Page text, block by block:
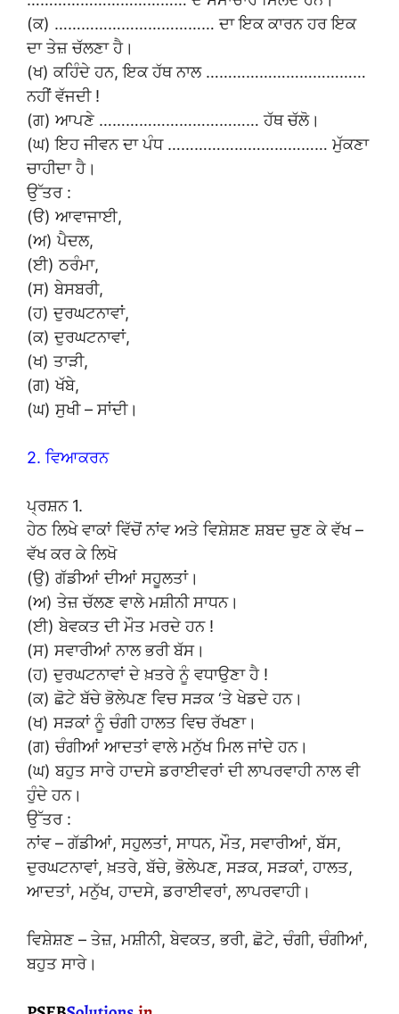
(ਕ) ……………………………… ਦਾ ਇਕ ਕਾਰਨ ਹਰ ਇਕ
ਦਾ ਤੇਜ਼ ਚੱਲਣਾ ਹੈ।
(ਖ) ਕਹਿੰਦੇ ਹਨ, ਇਕ ਹੱਥ ਨਾਲ ………………………………
ਨਹੀਂ ਵੱਜਦੀ !
(ਗ) ਆਪਣੇ ……………………………… ਹੱਥ ਚੱਲੋ।
(ਘ) ਇਹ ਜੀਵਨ ਦਾ ਪੰਧ ……………………………… ਮੁੱਕਣਾ
ਚਾਹੀਦਾ ਹੈ।
ਉੱਤਰ :
(ੳ) ਆਵਾਜਾਈ,
(ਅ) ਪੈਦਲ,
(ਈ) ਠਰੰਮਾ,
(ਸ) ਬੇਸਬਰੀ,
(ਹ) ਦੁਰਘਟਨਾਵਾਂ,
(ਕ) ਦੁਰਘਟਨਾਵਾਂ,
(ਖ) ਤਾੜੀ,
(ਗ) ਖੱਬੇ,
(ਘ) ਸੁਖੀ – ਸਾਂਦੀ।
2. ਵਿਆਕਰਨ
ਪ੍ਰਸ਼ਨ 1.
ਹੇਠ ਲਿਖੇ ਵਾਕਾਂ ਵਿੱਚੋਂ ਨਾਂਵ ਅਤੇ ਵਿਸ਼ੇਸ਼ਣ ਸ਼ਬਦ ਚੁਣ ਕੇ ਵੱਖ –
ਵੱਖ ਕਰ ਕੇ ਲਿਖੋ
(ਉ) ਗੱਡੀਆਂ ਦੀਆਂ ਸਹੂਲਤਾਂ।
(ਅ) ਤੇਜ਼ ਚੱਲਣ ਵਾਲੇ ਮਸ਼ੀਨੀ ਸਾਧਨ।
(ਈ) ਬੇਵਕਤ ਦੀ ਮੌਤ ਮਰਦੇ ਹਨ !
(ਸ) ਸਵਾਰੀਆਂ ਨਾਲ ਭਰੀ ਬੱਸ।
(ਹ) ਦੁਰਘਟਨਾਵਾਂ ਦੇ ਖ਼ਤਰੇ ਨੂੰ ਵਧਾਉਣਾ ਹੈ !
(ਕ) ਛੋਟੇ ਬੱਚੇ ਭੋਲੇਪਣ ਵਿਚ ਸੜਕ ‘ਤੇ ਖੇਡਦੇ ਹਨ।
(ਖ) ਸੜਕਾਂ ਨੂੰ ਚੰਗੀ ਹਾਲਤ ਵਿਚ ਰੱਖਣਾ।
(ਗ) ਚੰਗੀਆਂ ਆਦਤਾਂ ਵਾਲੇ ਮਨੁੱਖ ਮਿਲ ਜਾਂਦੇ ਹਨ।
(ਘ) ਬਹੁਤ ਸਾਰੇ ਹਾਦਸੇ ਡਰਾਈਵਰਾਂ ਦੀ ਲਾਪਰਵਾਹੀ ਨਾਲ ਵੀ
ਹੁੰਦੇ ਹਨ।
ਉੱਤਰ :
ਨਾਂਵ – ਗੱਡੀਆਂ, ਸਹੁਲਤਾਂ, ਸਾਧਨ, ਮੌਤ, ਸਵਾਰੀਆਂ, ਬੱਸ,
ਦੁਰਘਟਨਾਵਾਂ, ਖ਼ਤਰੇ, ਬੱਚੇ, ਭੋਲੇਪਣ, ਸੜਕ, ਸੜਕਾਂ, ਹਾਲਤ,
ਆਦਤਾਂ, ਮਨੁੱਖ, ਹਾਦਸੇ, ਡਰਾਈਵਰਾਂ, ਲਾਪਰਵਾਹੀ।
ਵਿਸ਼ੇਸ਼ਣ – ਤੇਜ਼, ਮਸ਼ੀਨੀ, ਬੇਵਕਤ, ਭਰੀ, ਛੋਟੇ, ਚੰਗੀ, ਚੰਗੀਆਂ,
ਬਹੁਤ ਸਾਰੇ।